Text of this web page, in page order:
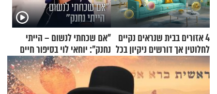
4 אזורים בבית שנראים נקיים
לחלוטין אך דורשים ניקיון בכל
סוף שבוע
"אם שכחתי לנשום – הייתי
נחנק": יוחאי לוי בסיפור חיים
מעורר השראה